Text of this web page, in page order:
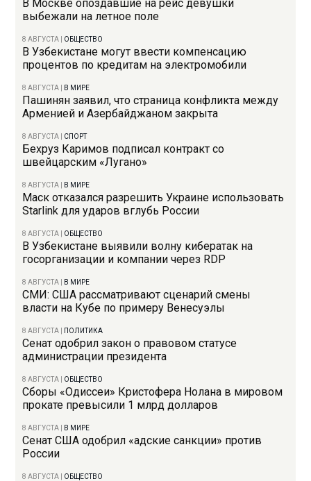
В Москве опоздавшие на рейс девушки
выбежали на летное поле
8 АВГУСТА ОБЩЕСТВО
В Узбекистане могут ввести компенсацию
процентов по кредитам на электромобили
8 АВГУСТА В МИРЕ
Пашинян заявил, что страница конфликта между
Арменией и Азербайджаном закрыта
8 АВГУСТА СПОРТ
Бехруз Каримов подписал контракт со
швейцарским «Лугано»
8 АВГУСТА В МИРЕ
Маск отказался разрешить Украине использовать
Starlink для ударов вглубь России
8 АВГУСТА ОБЩЕСТВО
В Узбекистане выявили волну кибератак на
госорганизации и компании через RDP
8 АВГУСТА В МИРЕ
СМИ: США рассматривают сценарий смены
власти на Кубе по примеру Венесуэлы
8 АВГУСТА ПОЛИТИКА
Сенат одобрил закон о правовом статусе
администрации президента
8 АВГУСТА ОБЩЕСТВО
Сборы «Одиссеи» Кристофера Нолана в мировом
прокате превысили 1 млрд долларов
8 АВГУСТА В МИРЕ
Сенат США одобрил «адские санкции» против
России
8 АВГУСТА ОБЩЕСТВО